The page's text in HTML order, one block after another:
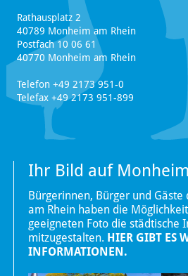
Rathausplatz 2
40789 Monheim am Rhein
Postfach 10 06 61
40770 Monheim am Rhein
Telefon +49 2173 951-0
Telefax +49 2173 951-899
Ihr Bild auf
Bürgerinnen, Bürger und
am Rhein haben die
geeigneten Foto die städtische
mitzugestalten. HIER GIBT ES
INFORMATIONEN.